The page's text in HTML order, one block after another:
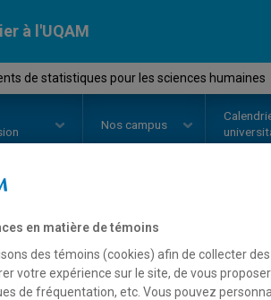
à l'UQAM
de statistiques pour les sciences humaines
Nos campus
// POL1800
sciences
en matière de témoins
des témoins (cookies) afin de collecter
votre expérience sur le site, de vous
de fréquentation, etc. Vous pouvez